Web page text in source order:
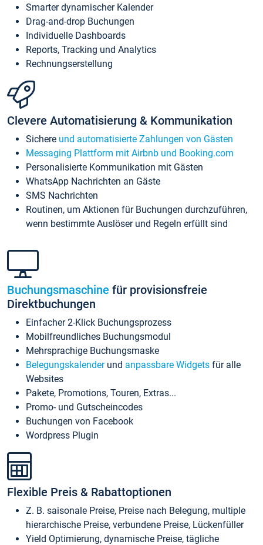
Smarter dynamischer Kalender
Drag-and-drop Buchungen
Individuelle Dashboards
Reports, Tracking und Analytics
Rechnungserstellung
Clevere Automatisierung & Kommunikation
Sichere und automatisierte Zahlungen von Gästen
Messaging Plattform mit Airbnb und Booking.com
Personalisierte Kommunikation mit Gästen
WhatsApp Nachrichten an Gäste
SMS Nachrichten
Routinen, um Aktionen für Buchungen durchzuführen,
wenn bestimmte Auslöser und Regeln erfüllt sind
Buchungsmaschine für provisionsfreie
Direktbuchungen
Einfacher 2-Klick Buchungsprozess
Mobilfreundliches Buchungsmodul
Mehrsprachige Buchungsmaske
Belegungskalenderund anpassbare Widgets für alle
Websites
Pakete, Promotions, Touren, Extras...
Promo- und Gutscheincodes
Buchungen von Facebook
Wordpress Plugin
Flexible Preis & Rabattoptionen
Z. B. saisonale Preise, Preise nach Belegung, multiple
hierarchische Preise, verbundene Preise, Lückenfüller
Yield Optimierung, dynamische Preise, tägliche